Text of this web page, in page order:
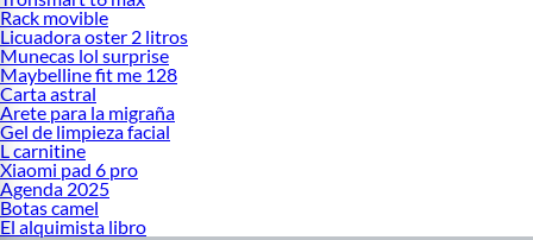
Rack movible
Licuadora oster 2 litros
Munecas lol surprise
Maybelline fit me 128
Carta astral
Arete para la migraña
Gel de limpieza facial
L carnitine
Xiaomi pad 6 pro
Agenda 2025
Botas camel
El alquimista libro